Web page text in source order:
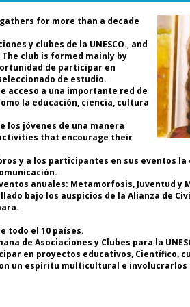
Dr..
de
del
for more than a decade
y clubes de la UNESCO., and
club is formed mainly by
de participar en
de estudio.
acceso a una importante red de
la educación, ciencia, cultura
los jóvenes de una manera
that encourage their
y a los participantes en sus eventos
anuales: Metamorfosis, Juventud y
bajo los auspicios de la Alianza de
todo el 10 países.
de Asociaciones y Clubes para la
en proyectos educativos, Científico,
un espíritu multicultural e